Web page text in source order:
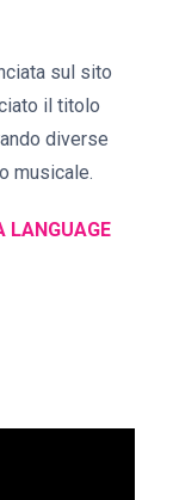
sul sito
il titolo
diverse
musicale.
LANGUAGE